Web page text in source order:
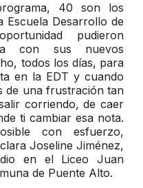
40 son los
Escuela Desarrollo de
pudieron
con sus nuevos
todos los días, para
en la EDT y cuando
de una frustración tan
corriendo, de caer
ti cambiar esa nota.
con esfuerzo,
Joseline Jiménez,
en el Liceo Juan
de Puente Alto.